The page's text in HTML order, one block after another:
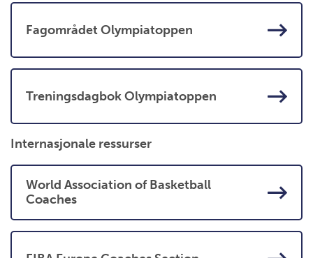
Fagområdet Olympiatoppen
Treningsdagbok Olympiatoppen
Internasjonale ressurser
World Association of Basketball
Coaches